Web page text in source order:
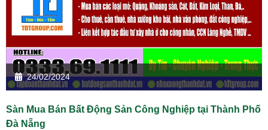
24/02/2024
Sàn Mua Bán Bất Động Sản Công Nghiệp tại Thành Phố
Đà Nẵng